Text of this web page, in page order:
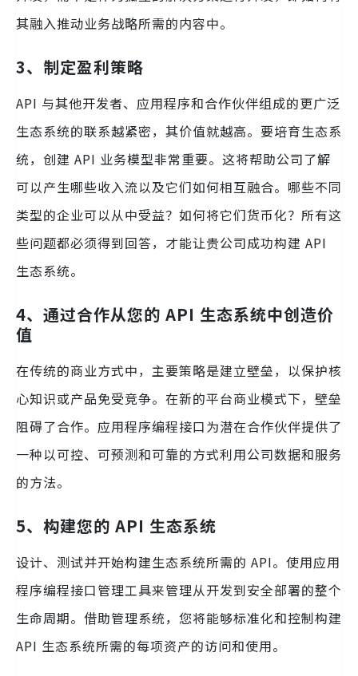
其融入推动业务战略所需的内容中。
3、制定盈利策略
API 与其他开发者、应用程序和合作伙伴组成的更广泛
生态系统的联系越紧密，其价值就越高。要培育生态系
统，创建 API 业务模型非常重要。这将帮助公司了解
可以产生哪些收入流以及它们如何相互融合。哪些不同
类型的企业可以从中受益？如何将它们货币化？所有这
些问题都必须得到回答，才能让贵公司成功构建 API
生态系统。
4、通过合作从您的 API 生态系统中创造价
值
在传统的商业方式中，主要策略是建立壁垒，以保护核
心知识或产品免受竞争。在新的平台商业模式下，壁垒
阻碍了合作。应用程序编程接口为潜在合作伙伴提供了
一种以可控、可预测和可靠的方式利用公司数据和服务
的方法。
5、构建您的 API 生态系统
设计、测试并开始构建生态系统所需的 API。使用应用
程序编程接口管理工具来管理从开发到安全部署的整个
生命周期。借助管理系统，您将能够标准化和控制构建
API 生态系统所需的每项资产的访问和使用。